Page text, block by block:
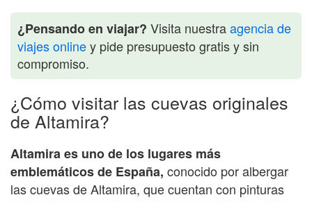
¿Pensando en viajar? Visita nuestraagencia de
viajes onliney pide presupuesto gratis y sin
compromiso.
¿Cómo visitar las cuevas originales
de Altamira?
Altamira es uno de los lugares más
emblemáticos de España, conocido por albergar
las cuevas de Altamira, que cuentan con pinturas